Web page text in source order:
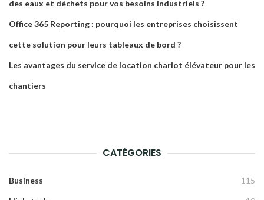
des eaux et déchets pour vos besoins industriels ?
Office 365 Reporting : pourquoi les entreprises choisissent
cette solution pour leurs tableaux de bord ?
Les avantages du service de location chariot élévateur pour les
chantiers
CATÉGORIES
Business 115